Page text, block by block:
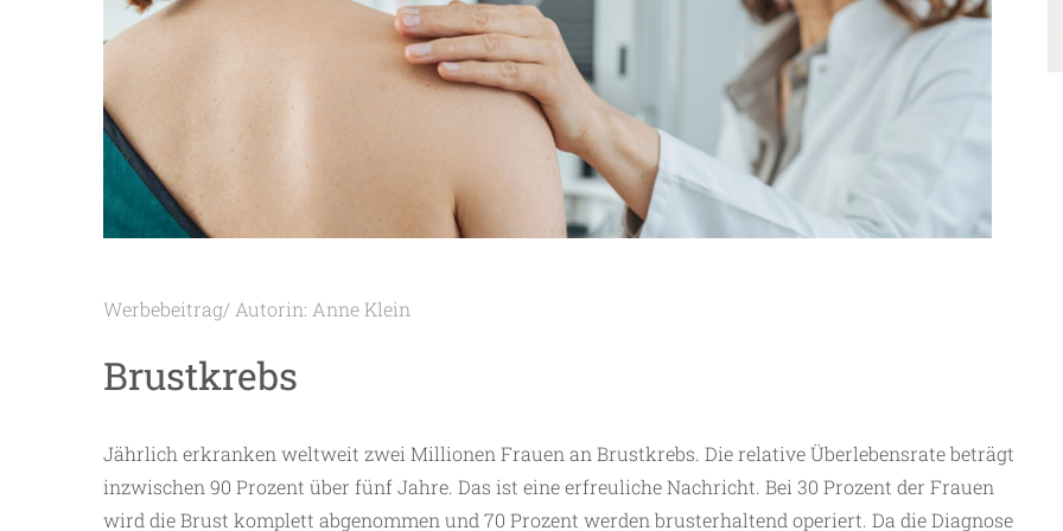
Werbebeitrag/ Autorin: Anne Klein
Brustkrebs
Jährlich erkranken weltweit zwei Millionen Frauen an Brustkrebs. Die relative Überlebensrate beträgt
inzwischen 90 Prozent über fünf Jahre. Das ist eine erfreuliche Nachricht. Bei 30 Prozent der Frauen
wird die Brust komplett abgenommen und 70 Prozent werden brusterhaltend operiert. Da die Diagnose